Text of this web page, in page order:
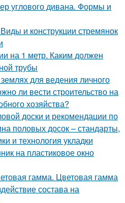
углового дивана. Формы и
и конструкции стремянок
на 1 метр. Каким должен
трубы
для ведения личного
ли вести строительство на
хозяйства?
доски и рекомендации по
половых досок – стандарты,
и технология укладки
на пластиковое окно
гамма. Цветовая гамма
состава на